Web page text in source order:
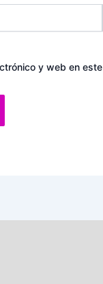
y web en